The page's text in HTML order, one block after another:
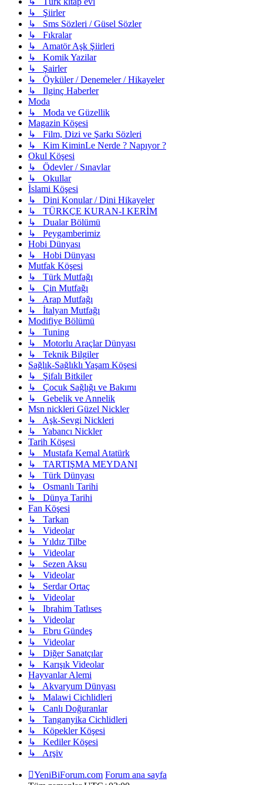
↳ Şiirler
↳ Sms Sözleri / Güsel Sözler
↳ Fıkralar
↳ Amatör Aşk Şiirleri
↳ Komik Yazilar
↳ Şairler
↳ Öyküler / Denemeler / Hikayeler
↳ Ilginç Haberler
Moda
↳ Moda ve Güzellik
Magazin Köşesi
↳ Film, Dizi ve Şarkı Sözleri
↳ Kim KiminLe Nerde ? Napıyor ?
Okul Köşesi
↳ Ödevler / Sınavlar
↳ Okullar
İslami Köşesi
↳ Dini Konular / Dini Hikayeler
↳ TÜRKÇE KURAN-I KERİM
↳ Dualar Bölümü
↳ Peygamberimiz
Hobi Dünyası
↳ Hobi Dünyası
Mutfak Köşesi
↳ Türk Mutfağı
↳ Çin Mutfağı
↳ Arap Mutfağı
↳ İtalyan Mutfağı
Modifiye Bölümü
↳ Tuning
↳ Motorlu Araçlar Dünyası
↳ Teknik Bilgiler
Sağlık-Sağlıklı Yaşam Köşesi
↳ Şifalı Bitkiler
↳ Çocuk Sağlığı ve Bakımı
↳ Gebelik ve Annelik
Msn nickleri Güzel Nickler
↳ Aşk-Sevgi Nickleri
↳ Yabancı Nickler
Tarih Köşesi
↳ Mustafa Kemal Atatürk
↳ TARTIŞMA MEYDANI
↳ Türk Dünyası
↳ Osmanlı Tarihi
↳ Dünya Tarihi
Fan Köşesi
↳ Tarkan
↳ Videolar
↳ Yıldız Tilbe
↳ Videolar
↳ Sezen Aksu
↳ Videolar
↳ Serdar Ortaç
↳ Videolar
↳ Ibrahim Tatlıses
↳ Videolar
↳ Ebru Gündeş
↳ Videolar
↳ Diğer Sanatçılar
↳ Karışık Videolar
Hayvanlar Alemi
↳ Akvaryum Dünyası
↳ Malawi Cichlidleri
↳ Canlı Doğuranlar
↳ Tanganyika Cichlidleri
↳ Köpekler Köşesi
↳ Kediler Köşesi
↳ Arşiv
YeniBiForum.com Forum ana sayfa